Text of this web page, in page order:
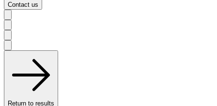
Contact us
Return to results